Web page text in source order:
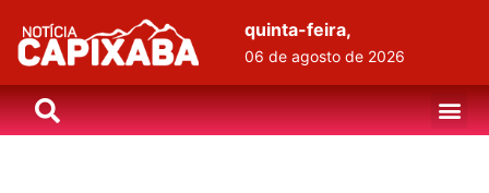
quinta-feira,
06 de agosto de 2026